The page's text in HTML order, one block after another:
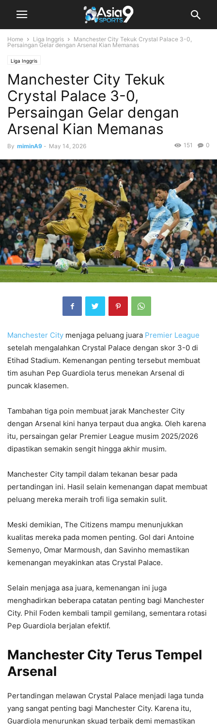
Home Liga Inggris
Manchester City Tekuk Crystal Palace 3-0,
Persaingan Gelar dengan Arsenal Kian Memanas
Liga Inggris
Manchester City Tekuk
Crystal Palace 3-0,
Persaingan Gelar dengan
Arsenal Kian Memanas
By miminA9 - May 14, 2026 0
151
Manchester City menjaga peluang juara Premier League
setelah mengalahkan Crystal Palace dengan skor 3-0 di
Etihad Stadium. Kemenangan penting tersebut membuat
tim asuhan Pep Guardiola terus menekan Arsenal di
puncak klasemen.
Tambahan tiga poin membuat jarak Manchester City
dengan Arsenal kini hanya terpaut dua angka. Oleh karena
itu, persaingan gelar Premier League musim 2025/2026
dipastikan semakin sengit hingga akhir musim.
Manchester City tampil dalam tekanan besar pada
pertandingan ini. Hasil selain kemenangan dapat membuat
peluang mereka meraih trofi liga semakin sulit.
Meski demikian, The Citizens mampu menunjukkan
kualitas mereka pada momen penting. Gol dari Antoine
Semenyo, Omar Marmoush, dan Savinho memastikan
kemenangan meyakinkan atas Crystal Palace.
Selain menjaga asa juara, kemenangan ini juga
menghadirkan beberapa catatan penting bagi Manchester
City. Phil Foden kembali tampil gemilang, sementara rotasi
Pep Guardiola berjalan efektif.
Manchester City Terus Tempel
Arsenal
Pertandingan melawan Crystal Palace menjadi laga tunda
yang sangat penting bagi Manchester City. Karena itu,
Guardiola menurunkan skuad terbaik demi memastikan